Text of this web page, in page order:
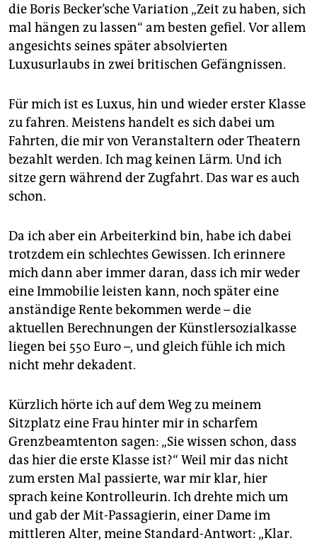
die Boris Becker’sche Variation „Zeit zu haben, sich
mal hängen zu lassen“ am besten gefiel. Vor allem
angesichts seines später absolvierten
Luxusurlaubs in zwei britischen Gefängnissen.
Für mich ist es Luxus, hin und wieder erster Klasse
zu fahren. Meistens handelt es sich dabei um
Fahrten, die mir von Veranstaltern oder Theatern
bezahlt werden. Ich mag keinen Lärm. Und ich
sitze gern während der Zugfahrt. Das war es auch
schon.
Da ich aber ein Arbeiterkind bin, habe ich dabei
trotzdem ein schlechtes Gewissen. Ich erinnere
mich dann aber immer daran, dass ich mir weder
eine Immobilie leisten kann, noch später eine
anständige Rente bekommen werde – die
aktuellen Berechnungen der Künstlersozialkasse
liegen bei 550 Euro –, und gleich fühle ich mich
nicht mehr dekadent.
Kürzlich hörte ich auf dem Weg zu meinem
Sitzplatz eine Frau hinter mir in scharfem
Grenzbeamtenton sagen: „Sie wissen schon, dass
das hier die erste Klasse ist?“ Weil mir das nicht
zum ersten Mal passierte, war mir klar, hier
sprach keine Kontrolleurin. Ich drehte mich um
und gab der Mit-Passagierin, einer Dame im
mittleren Alter, meine Standard-Antwort: „Klar.